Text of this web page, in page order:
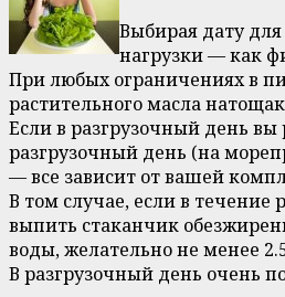
Выбирая дату
нагрузки — как
При любых ограничениях в
растительного масла
Если в разгрузочный день
разгрузочный день (на
— все зависит от вашей
В том случае, если в течение
выпить стаканчик
воды, желательно не менее
В разгрузочный день очень